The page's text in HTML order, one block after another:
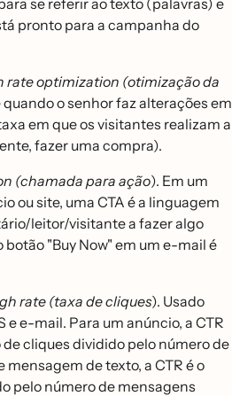
se referir ao texto (palavras) e
pronto para a campanha do
rate optimization (otimização da
quando o senhor faz alterações em
em que os visitantes realizam a
fazer uma compra).
(chamada para ação). Em um
ou site, uma CTA é a linguagem
leitor/visitante a fazer algo
botão "Buy Now" em um e-mail é
rate (taxa de cliques). Usado
e-mail. Para um anúncio, a CTR
cliques dividido pelo número de
de texto, a CTR é o
pelo número de mensagens